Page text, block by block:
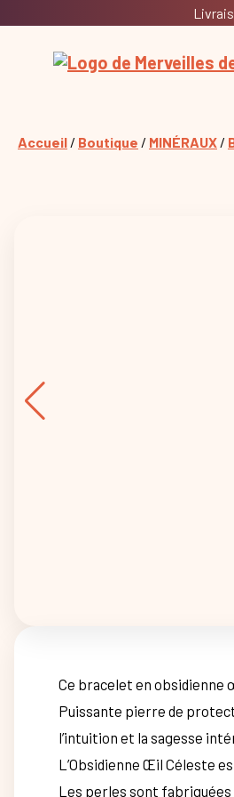
Accueil / Boutique / MINÉRAUX /
Ce bracelet en obsidienne
Puissante pierre de
l’intuition et la sagesse
L’Obsidienne Œil Céleste
Les perles sont fabriquées